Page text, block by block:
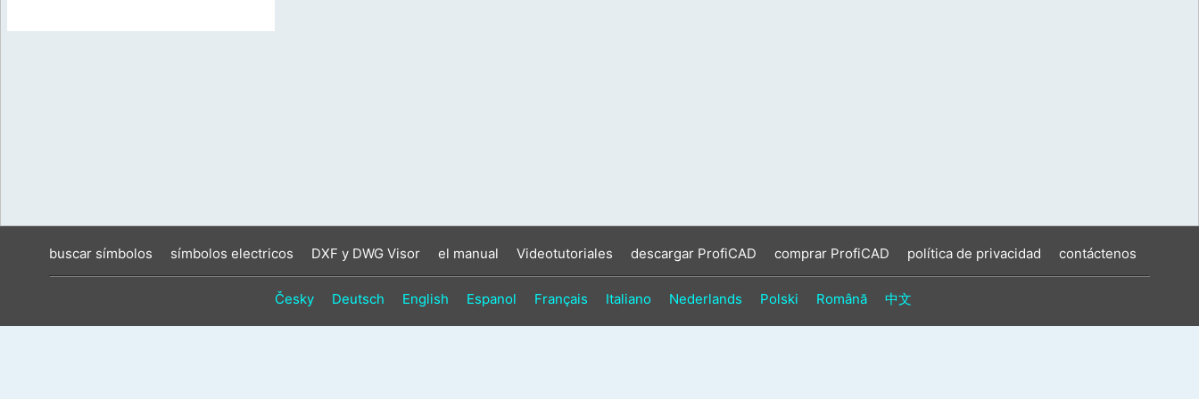
buscar símbolos símbolos electricos DXF y DWG Visor el manual Videotutoriales descargar ProfiCAD comprar ProfiCAD política de privacidad contáctenos
Česky Deutsch English Espanol Français Italiano Nederlands Polski Română 中文